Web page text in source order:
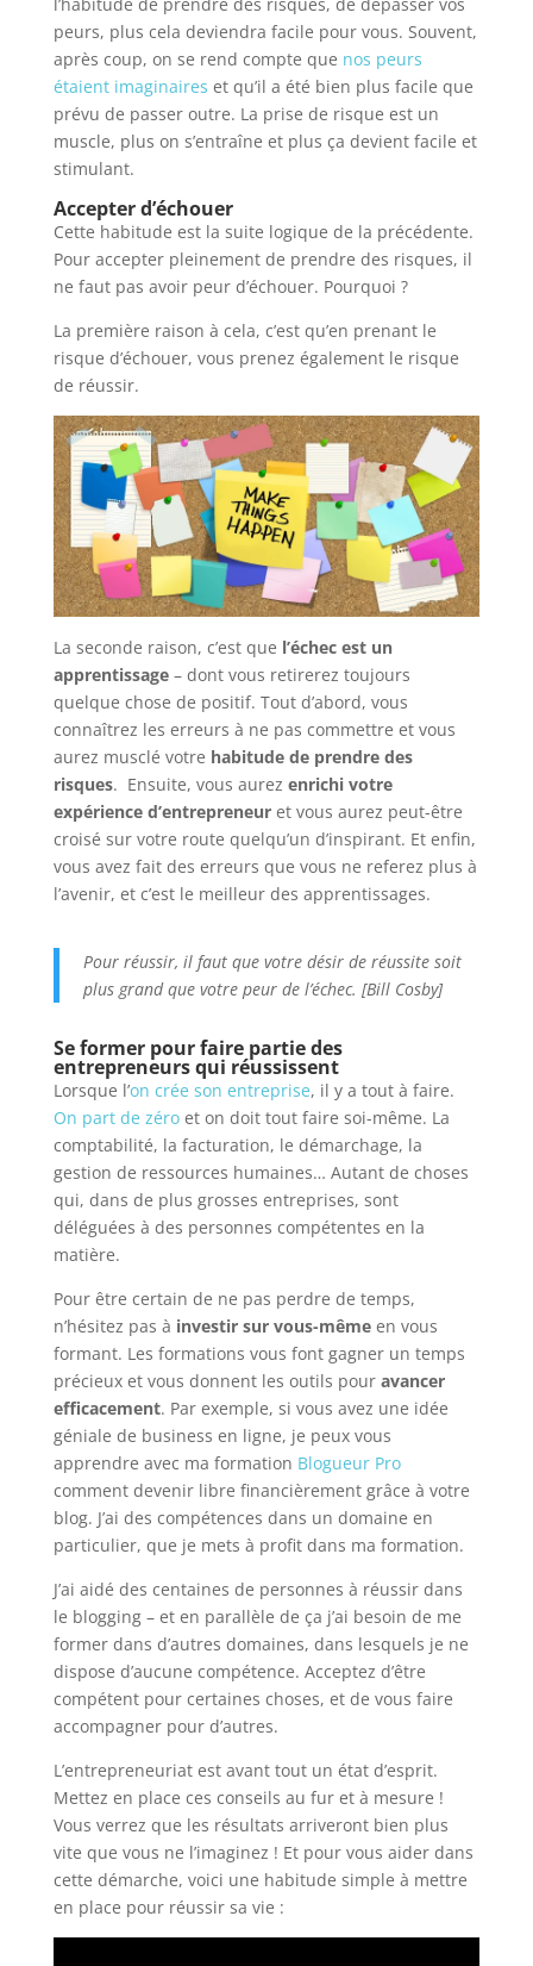
peurs, plus cela deviendra facile pour vous. Souvent,
après coup, on se rend compte que nos peurs
étaient imaginaires et qu’il a été bien plus facile que
prévu de passer outre. La prise de risque est un
muscle, plus on s’entraîne et plus ça devient facile et
stimulant.
Accepter d’échouer
Cette habitude est la suite logique de la précédente.
Pour accepter pleinement de prendre des risques, il
ne faut pas avoir peur d’échouer. Pourquoi ?
La première raison à cela, c’est qu’en prenant le
risque d’échouer, vous prenez également le risque
de réussir.
La seconde raison, c’est que l’échec est un
apprentissage– dont vous retirerez toujours
quelque chose de positif. Tout d’abord, vous
connaîtrez les erreurs à ne pas commettre et vous
aurez musclé votre habitude de prendre des
risques. Ensuite, vous aurez enrichi votre
expérience d’entrepreneuret vous aurez peut-être
croisé sur votre route quelqu’un d’inspirant. Et enfin,
vous avez fait des erreurs que vous ne referez plus à
l’avenir, et c’est le meilleur des apprentissages.
Pour réussir, il faut que votre désir de réussite soit
plus grand que votre peur de l’échec. [Bill Cosby]
Se former pour faire partie des
entrepreneurs qui réussissent
Lorsque l’on crée son entreprise, il y a tout à faire.
On part de zéroet on doit tout faire soi-même. La
comptabilité, la facturation, le démarchage, la
gestion de ressources humaines… Autant de choses
qui, dans de plus grosses entreprises, sont
déléguées à des personnes compétentes en la
matière.
Pour être certain de ne pas perdre de temps,
n’hésitez pas à investir sur vous-mêmeen vous
formant. Les formations vous font gagner un temps
précieux et vous donnent les outils pour avancer
efficacement. Par exemple, si vous avez une idée
géniale de business en ligne, je peux vous
apprendre avec ma formation Blogueur Pro
comment devenir libre financièrement grâce à votre
blog. J’ai des compétences dans un domaine en
particulier, que je mets à profit dans ma formation.
J’ai aidé des centaines de personnes à réussir dans
le blogging – et en parallèle de ça j’ai besoin de me
former dans d’autres domaines, dans lesquels je ne
dispose d’aucune compétence. Acceptez d’être
compétent pour certaines choses, et de vous faire
accompagner pour d’autres.
L’entrepreneuriat est avant tout un état d’esprit.
Mettez en place ces conseils au fur et à mesure !
Vous verrez que les résultats arriveront bien plus
vite que vous ne l’imaginez ! Et pour vous aider dans
cette démarche, voici une habitude simple à mettre
en place pour réussir sa vie :